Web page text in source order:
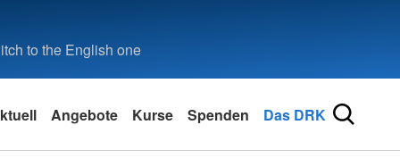
to the English one
Angebote Kurse Spenden Das DRK